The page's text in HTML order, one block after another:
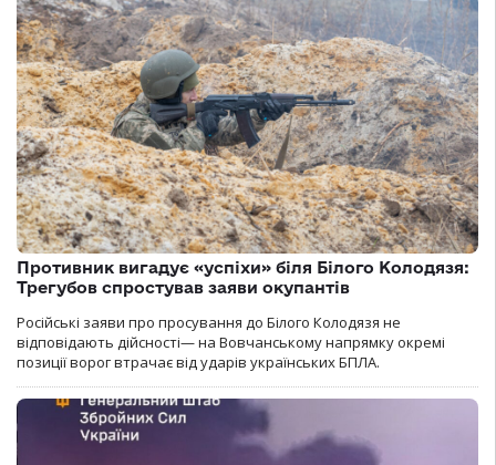
Противник вигадує «успіхи» біля Білого Колодязя:
Трегубов спростував заяви окупантів
Російські заяви про просування до Білого Колодязя не
відповідають дійсності— на Вовчанському напрямку окремі
позиції ворог втрачає від ударів українських БПЛА.